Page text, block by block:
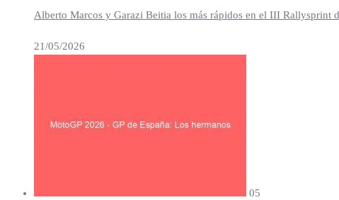
Alberto Marcos y Garazi Beitia los más rápidos en el III Rallysprint
21/05/2026
05